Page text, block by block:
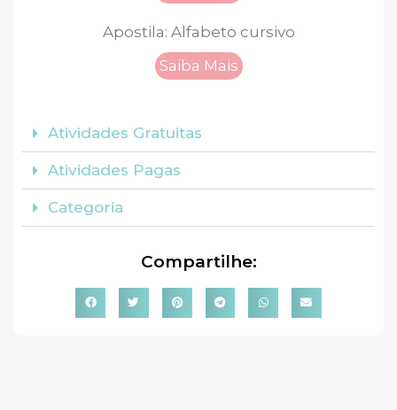
Apostila: Alfabeto cursivo
Saiba Mais
Atividades Gratuitas
Atividades Pagas
Categoria
Compartilhe: